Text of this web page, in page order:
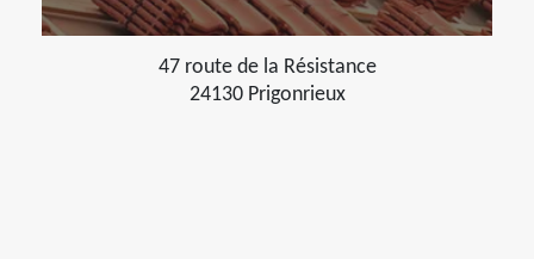
47 route de la Résistance
24130 Prigonrieux